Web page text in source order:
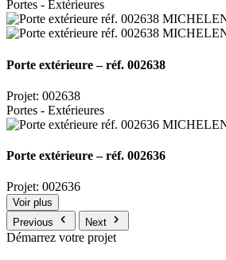
Portes - Extérieures
Porte extérieure – réf. 002638
Projet: 002638
Portes - Extérieures
Porte extérieure – réf. 002636
Projet: 002636
Voir plus
Previous
Next
Démarrez votre projet